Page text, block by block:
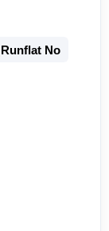
Runflat No